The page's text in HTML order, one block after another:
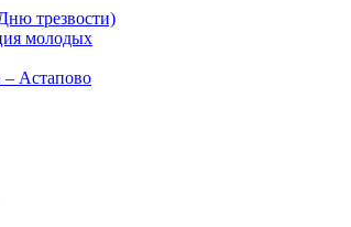
трезвости)
молодых
– Астапово